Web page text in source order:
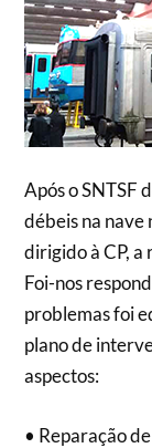
Após o SNTSF
débeis na nave
dirigido à CP, a
Foi-nos
problemas foi
plano de
aspectos:
• Reparação